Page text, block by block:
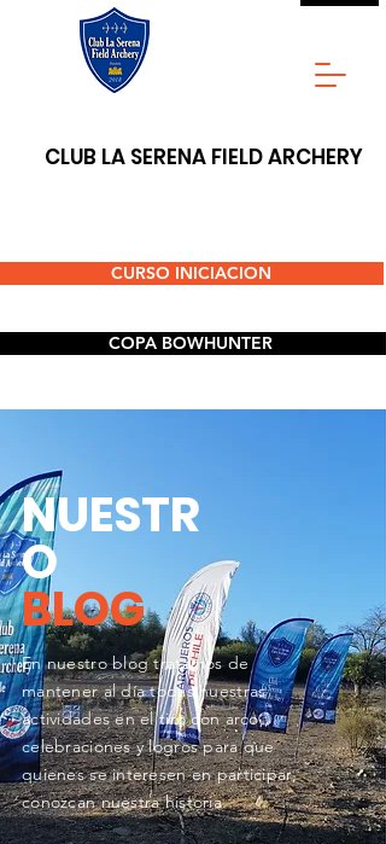
CLUB LA SERENA FIELD ARCHERY
CURSO INICIACION
COPA BOWHUNTER
NUESTR
O
BLOG
En nuestro blog tratamos de
mantener al día todas nuestras
actividades en el tiro con arco,,
celebraciones y logros para que
quienes seinteresen en participar,
conozcan nuestra historia.